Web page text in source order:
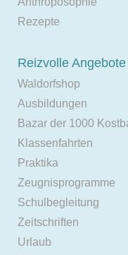
Rezepte
Reizvolle Angebote
Waldorfshop
Ausbildungen
Bazar der 1000
Klassenfahrten
Praktika
Zeugnisprogramme
Schulbegleitung
Zeitschriften
Urlaub